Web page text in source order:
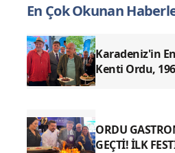
En Çok Okunan
Karadeniz'in
Kenti Ordu,
ORDU
GEÇTİ! İLK